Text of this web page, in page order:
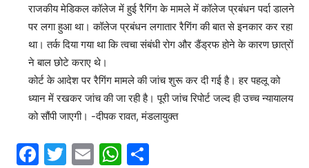
राजकीय मेडिकल कॉलेज में हुई रैगिंग के मामले में कॉलेज प्रबंधन पर्दा डालने
पर लगा हुआ था। कॉलेज प्रबंधन लगातार रैगिंग की बात से इनकार कर रहा
था। तर्क दिया गया था कि त्वचा संबंधी रोग और डैंड्रफ होने के कारण छात्रों
ने बाल छोटे कराए थे।
कोर्ट के आदेश पर रैगिंग मामले की जांच शुरू कर दी गई है। हर पहलू को
ध्यान में रखकर जांच की जा रही है। पूरी जांच रिपोर्ट जल्द ही उच्च न्यायालय
को सौंपी जाएगी। -दीपक रावत, मंडलायुक्त
F
T
E
W